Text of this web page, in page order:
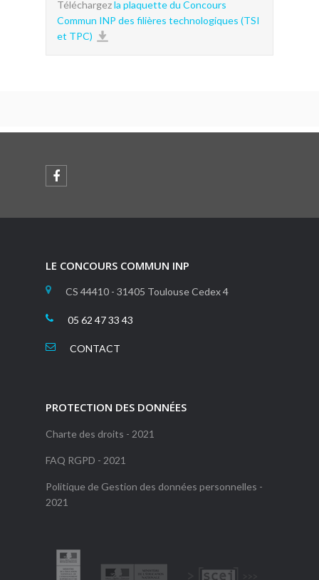
Téléchargezla plaquette du Concours
Commun INP des filières technologiques (TSI
et TPC)
LE CONCOURS COMMUN INP
CS 44410 - 31405 Toulouse Cedex 4
05 62 47 33 43
CONTACT
PROTECTION DES DONNÉES
Charte des droits - 2021
FAQ RGPD - 2021
Politique de Gestion des données personnelles -
2021